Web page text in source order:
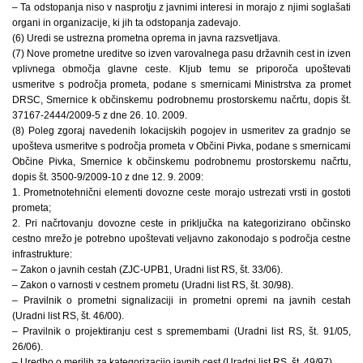
– Ta odstopanja niso v nasprotju z javnimi interesi in morajo z njimi soglašati
organi in organizacije, ki jih ta odstopanja zadevajo.
(6) Uredi se ustrezna prometna oprema in javna razsvetljava.
(7) Nove prometne ureditve so izven varovalnega pasu državnih cest in izven
vplivnega območja glavne ceste. Kljub temu se priporoča upoštevati
usmeritve s področja prometa, podane s smernicami Ministrstva za promet
DRSC, Smernice k občinskemu podrobnemu prostorskemu načrtu, dopis št.
37167-2444/2009-5 z dne 26. 10. 2009.
(8) Poleg zgoraj navedenih lokacijskih pogojev in usmeritev za gradnjo se
upošteva usmeritve s področja prometa v Občini Pivka, podane s smernicami
Občine Pivka, Smernice k občinskemu podrobnemu prostorskemu načrtu,
dopis št. 3500-9/2009-10 z dne 12. 9. 2009:
1. Prometnotehnični elementi dovozne ceste morajo ustrezati vrsti in gostoti
prometa;
2. Pri načrtovanju dovozne ceste in priključka na kategorizirano občinsko
cestno mrežo je potrebno upoštevati veljavno zakonodajo s področja cestne
infrastrukture:
– Zakon o javnih cestah (ZJC-UPB1, Uradni list RS, št. 33/06).
– Zakon o varnosti v cestnem prometu (Uradni list RS, št. 30/98).
– Pravilnik o prometni signalizaciji in prometni opremi na javnih cestah
(Uradni list RS, št. 46/00).
– Pravilnik o projektiranju cest s spremembami (Uradni list RS, št. 91/05,
26/06).